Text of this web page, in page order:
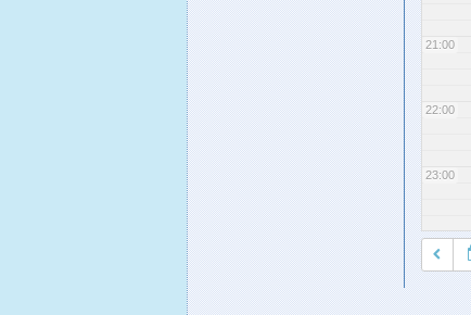
21:00
22:00
23:00